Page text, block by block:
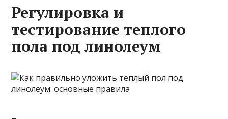
Регулировка и
тестирование теплого
пола под линолеум